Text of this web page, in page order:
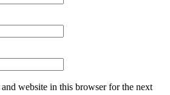
website in this browser for the next